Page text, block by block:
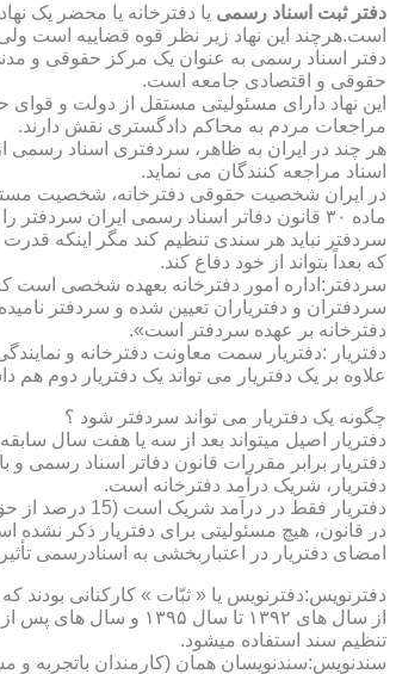
دفتر ثبت اسناد رسمی یا دفترخانه یا محضر یک
است.هرچند این نهاد زیر نظر قوه قضاییه است
دفتر اسناد رسمی به عنوان یک مرکز حقوقی و
حقوقی و اقتصادی جامعه است.
این نهاد دارای مسئولیتی مستقل از دولت و
مراجعات مردم به محاکم دادگستری نقش دارند.
هر چند در ایران به ظاهر، سردفتری اسناد رسمی
اسناد مراجعه کنندگان می نماید.
در ایران شخصیت حقوقی دفترخانه، شخصیت
ماده ۳۰ قانون دفاتر اسناد رسمی ایران
سردفتر نباید هر سندی تنظیم کند مگر اینکه
که بعداً بتواند از خود دفاع کند.
سردفتر:اداره امور دفترخانه بعهده شخصی است
دفترخانه بر عهده سردفتر است».
علاوه بر یک دفتریار می تواند یک دفتریار دوم هم
چگونه یک دفتریار می تواند سردفتر شود ؟
دفتریار اصیل میتواند بعد از سه یا هفت سال
دفتریار برابر مقررات قانون دفاتر اسناد رسمی
دفتریار، شریک درآمد دفترخانه است.
دفتریار فقط در درآمد شریک است (15 درصد از حق التحریر ماهیانه دفترخانه )و در کار و مسئولیت و هزینه ها وضررها هیچ شراکتی ندارد.
در قانون، هیچ مسئولیتی برای دفتریار ذکر نشده
امضای دفتریار در اعتباربخشی به اسنادرسمی
دفترنویس:دفترنویس یا « ثبّات » کارکنانی
از سال های ۱۳۹۲ تا
تنظیم سند استفاده میشود.
سندنویس:سندنویسان همان (کارمندان باتجربه و